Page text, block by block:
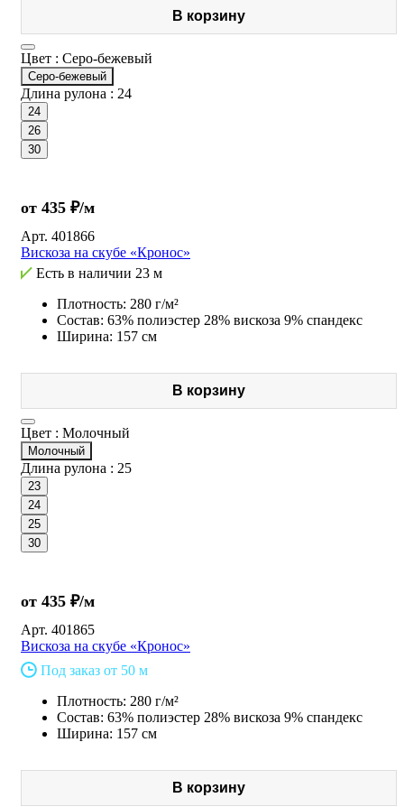
В корзину
Цвет : Серо-бежевый
Серо-бежевый
Длина рулона : 24
24
26
30
от 435 ₽/м
Арт. 401866
Вискоза на скубе «Кронос»
Есть в наличии 23 м
Плотность: 280 г/м²
Состав: 63% полиэстер 28% вискоза 9% спандекс
Ширина: 157 см
В корзину
Цвет : Молочный
Молочный
Длина рулона : 25
23
24
25
30
от 435 ₽/м
Арт. 401865
Вискоза на скубе «Кронос»
Под заказ от 50 м
Плотность: 280 г/м²
Состав: 63% полиэстер 28% вискоза 9% спандекс
Ширина: 157 см
В корзину